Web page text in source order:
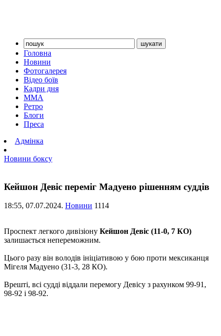
Головна
Новини
Фотогалерея
Відео боїв
Кадри дня
ММА
Ретро
Блоги
Преса
Адмінка
Новини боксу
Кейшон Девіс переміг Мадуено рішенням суддів
18:55, 07.07.2024. Новини 1114
Проспект легкого дивізіону Кейшон Девіс (11-0, 7 КО)
залишається непереможним.
Цього разу він володів ініціативою у бою проти мексиканця
Мігеля Мадуено (31-3, 28 КО).
Врешті, всі судді віддали перемогу Девісу з рахунком 99-91,
98-92 і 98-92.